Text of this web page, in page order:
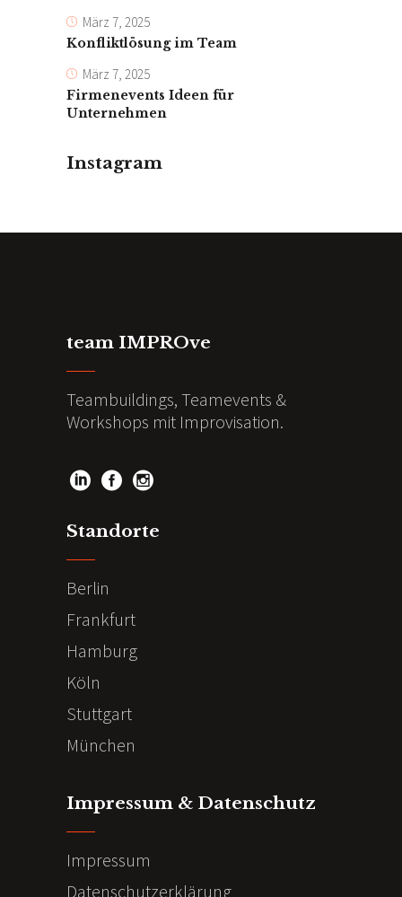
März 7, 2025
Konfliktlösung im Team
März 7, 2025
Firmenevents Ideen für
Unternehmen
Instagram
team IMPROve
Teambuildings, Teamevents &
Workshops mit Improvisation.
Standorte
Berlin
Frankfurt
Hamburg
Köln
Stuttgart
München
Impressum & Datenschutz
Impressum
Datenschutzerklärung